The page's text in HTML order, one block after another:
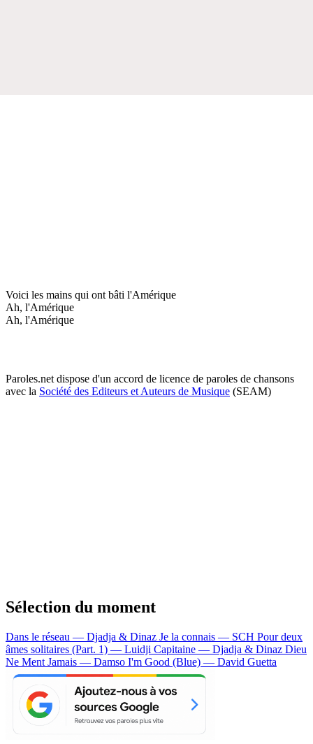
Voici les mains qui ont bâti l'Amérique
Ah, l'Amérique
Ah, l'Amérique
Paroles.net dispose d'un accord de licence de paroles de chansons
avec la Société des Editeurs et Auteurs de Musique (SEAM)
Sélection du moment
Dans le réseau — Djadja & Dinaz Je la connais — SCH Pour deux
âmes solitaires (Part. 1) — Luidji Capitaine — Djadja & Dinaz Dieu
Ne Ment Jamais — Damso I'm Good (Blue) — David Guetta